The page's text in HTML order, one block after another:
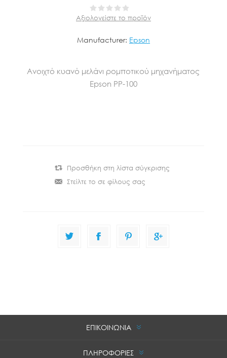
Αξιολογείστε το προϊόν
Manufacturer: Epson
Ανοιχτό κυανό μελάνι ρομποτικού μηχανήματος
Epson PP-100
ΕΠΙΚΟΙΝΩΝΙΑ
ΠΛΗΡΟΦΟΡΙΕΣ